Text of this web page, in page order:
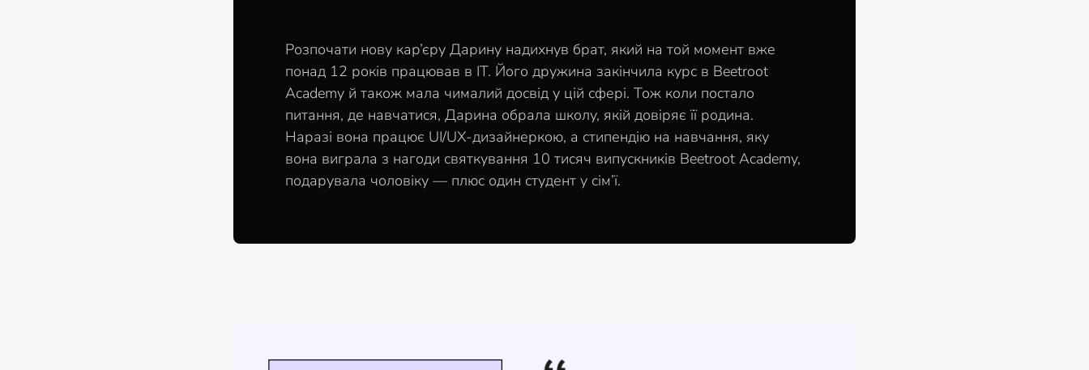
Розпочати нову кар’єру Дарину надихнув брат, який на той момент вже
понад 12 років працював в ІТ. Його дружина закінчила курс в Beetroot
Academy й також мала чималий досвід у цій сфері. Тож коли постало
питання, де навчатися, Дарина обрала школу, якій довіряє її родина.
Наразі вона працює UI/UX-дизайнеркою, а стипендію на навчання, яку
вона виграла з нагоди святкування 10 тисяч випускників Beetroot Academy,
подарувала чоловіку — плюс один студент у сім’ї.